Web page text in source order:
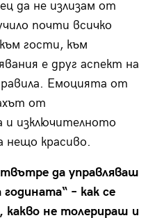
да не излизам от
почти всичко
гости, към
е друг аспект на
Емоцията от
от
и изключителното
нещо красиво.
да управляваш
– как се
не толерираш и